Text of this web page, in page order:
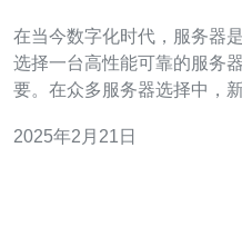
在当今数字化时代，服务器
选择一台高性能可靠的服务
要。在众多服务器选择中，
物理服务器采用先进的硬件
2025年2月21日